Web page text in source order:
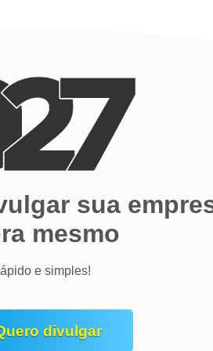
sua
mesmo
e simples!
divulgar